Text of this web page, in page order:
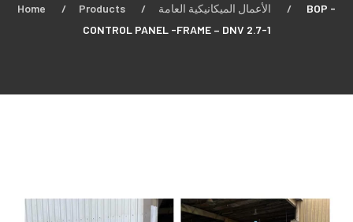
Home Products الأعمال الميكانيكية العامة
BOP -
CONTROL PANEL -FRAME – DNV 2.7-1